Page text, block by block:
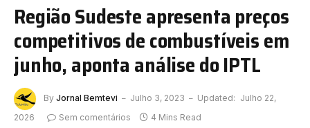
Região Sudeste apresenta preços
competitivos de combustíveis em
junho, aponta análise do IPTL
By Jornal Bemtevi Julho 3, 2023 Updated: Julho 22,
2026
Sem comentários 4 Mins Read